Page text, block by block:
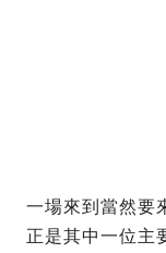
一場來到當然要
正是其中一位主